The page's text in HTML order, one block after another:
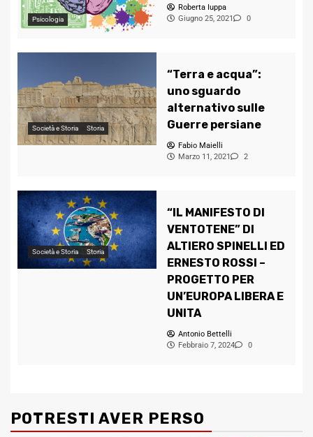
Psicologia
Roberta Iuppa
Giugno 25, 2021
0
Società e Storia Storia
“Terra e acqua”:
uno sguardo
alternativo sulle
Guerre persiane
Fabio Maielli
Marzo 11, 2021
2
Società e Storia Storia
“IL MANIFESTO DI
VENTOTENE” DI
ALTIERO SPINELLI ED
ERNESTO ROSSI –
PROGETTO PER
UN’EUROPA LIBERA E
UNITA
Antonio Bettelli
Febbraio 7, 2024
0
POTRESTI AVER PERSO